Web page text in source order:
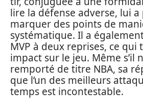
lire la défense adverse, lui a
marquer des points de
systématique. Il a
MVP à deux reprises, ce
impact sur le jeu. Même s’il
remporté de titre NBA, sa
que l’un des meilleurs
temps est incontestable.